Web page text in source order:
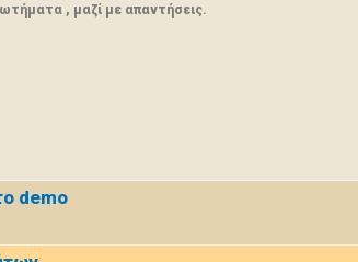
, μαζί με απαντήσεις.
demo